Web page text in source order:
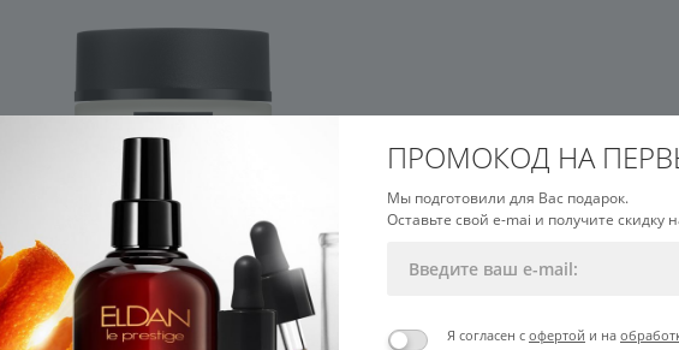
5
ПРОМОКОД НА
Мы подготовили для Вас подарок.
Оставьте свой e-mai и получите скидку
Я согласен с офертой и на